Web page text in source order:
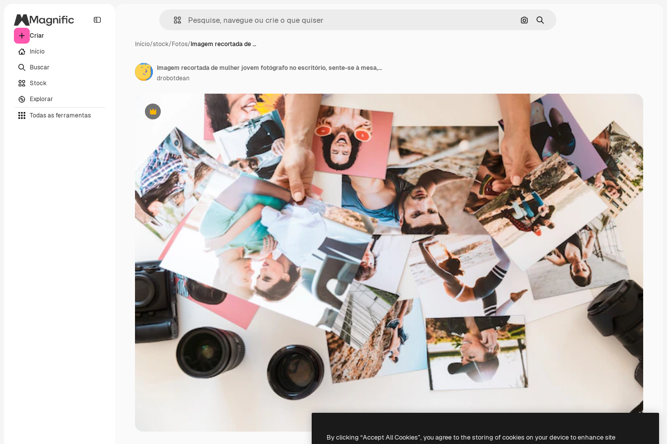
Criar
Início
Buscar
Stock
Explorar
Todas as ferramentas
Pesquisar por imagem
Buscar
Início/stock/Fotos/Imagem recortada de …
Premium
Imagem recortada de mulher jovem fotógrafo no escritório, sente-se à mesa, olhando as fotos.
drobotdean
By clicking “Accept All Cookies”, you agree to the storing of cookies on your device to enhance site